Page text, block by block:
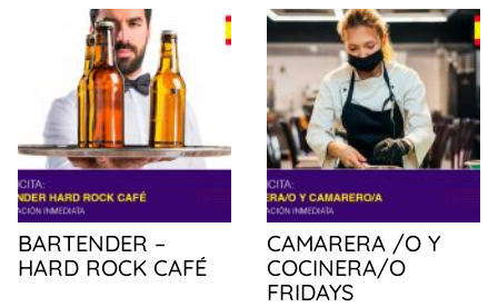
BARTENDER –
HARD ROCK CAFÉ
CAMARERA /O Y
COCINERA/O
FRIDAYS